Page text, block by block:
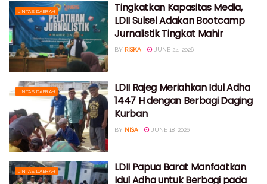
LINTAS DAERAH
Tingkatkan Kapasitas Media,
LDII Sulsel Adakan Bootcamp
Jurnalistik Tingkat Mahir
BY RISKA JUNE 24, 2026
LINTAS DAERAH
LDII Rajeg Meriahkan Idul Adha
1447 H dengan Berbagi Daging
Kurban
BY NISA JUNE 18, 2026
LINTAS DAERAH
LDII Papua Barat Manfaatkan
Idul Adha untuk Berbagi pada